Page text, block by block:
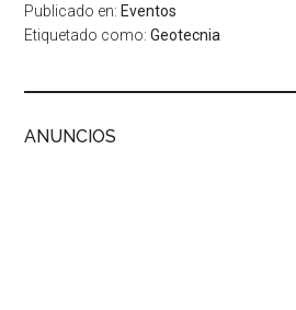
Publicado en: Eventos
Etiquetado como:Geotecnia
ANUNCIOS